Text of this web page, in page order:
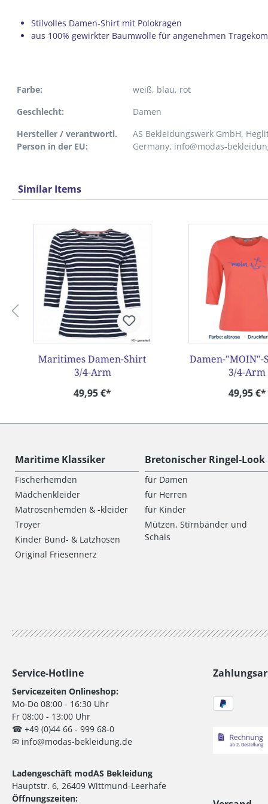
Stilvolles Damen-Shirt mit Polokragen
aus 100% gewirkter Baumwolle für angenehmen
Farbe: weiß, blau, rot
Geschlecht:
Damen
Hersteller / verantwortl.
Person in der EU:
AS Bekleidungswerk GmbH,
Germany, info@modas-
Similar Items
Maritimes Damen-Shirt
3/4-Arm
49,95 €*
Damen-
3/4-Arm
49,95 €*
Maritime Klassiker
Fischerhemden
Mädchenkleider
Matrosenhemden & -kleider
Troyer
Kinder Bund- & Latzhosen
Original Friesennerz
Bretonischer Ringel-Look
für Damen
für Herren
für Kinder
Mützen, Stirnbänder und
Schals
Service-Hotline
Servicezeiten Onlineshop:
Mo-Do 08:00 - 16:30 Uhr
Fr 08:00 - 13:00 Uhr
☎ +49 (0)44 66 - 999 68-0
✉ info@modas-bekleidung.de
Ladengeschäft modAS Bekleidung
Hauptstr. 6, 26409 Wittmund-Leerhafe
Öffnungszeiten: